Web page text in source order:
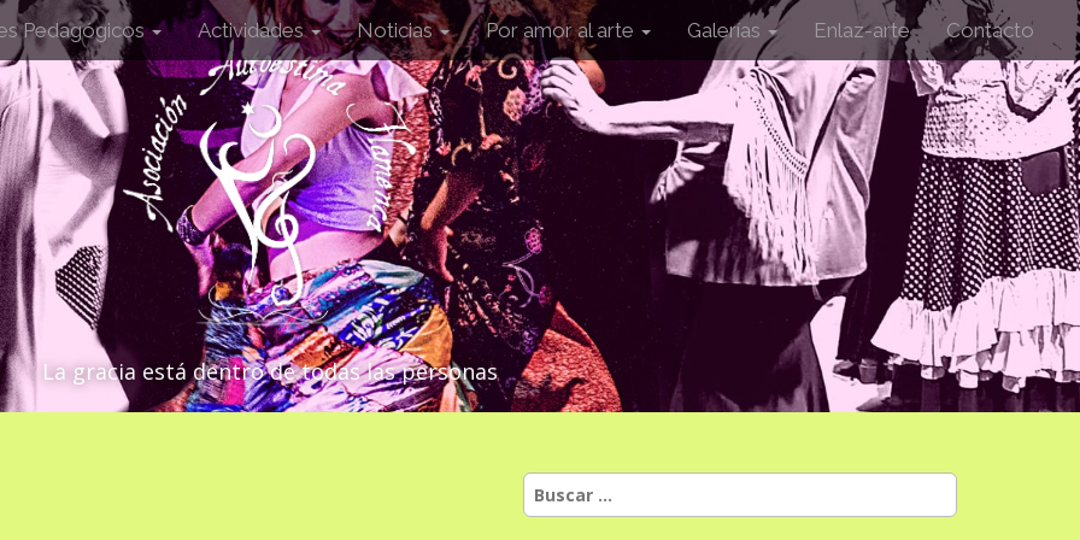
Pedagógicos Actividades Noticias Por amor al arte Galerías Enlaz-arte Contacto
La gracia está dentro de todas las personas
Buscar: